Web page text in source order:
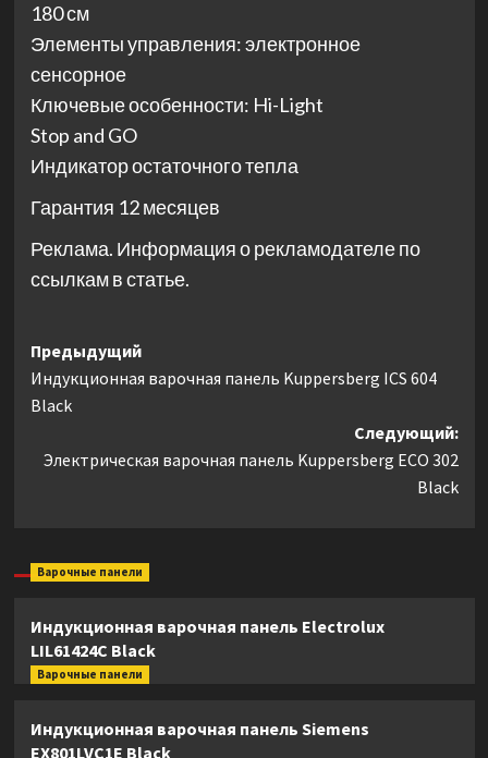
180 см
Элементы управления: электронное
сенсорное
Ключевые особенности: Hi-Light
Stop and GO
Индикатор остаточного тепла
Гарантия 12 месяцев
Реклама. Информация о рекламодателе по
ссылкам в статье.
Навигация
записи
Предыдущий
Индукционная варочная панель Kuppersberg ICS 604
Black
Следующий:
Электрическая варочная панель Kuppersberg ECO 302
Black
Варочные панели
Индукционная варочная панель Electrolux
LIL61424C Black
Варочные панели
Индукционная варочная панель Siemens
EX801LVC1E Black